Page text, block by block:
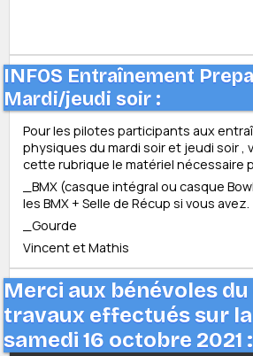
INFOS Entraînement
Mardi/jeudi soir :
Pour les pilotes participants aux
physiques du mardi soir et jeudi soir ,
cette rubrique le matériel nécessaire
_BMX (casque intégral ou casque
les BMX + Selle de Récup si vous avez.
_Gourde
Vincent et Mathis
Merci aux bénévoles
travaux effectués sur
samedi 16 octobre 2021 :